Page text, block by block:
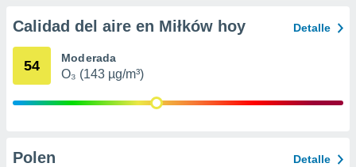
mediante
publicidad
Calidad del aire en Miłków hoy Detalle
54 Moderada
O₃ (143 µg/m³)
Polen Detalle